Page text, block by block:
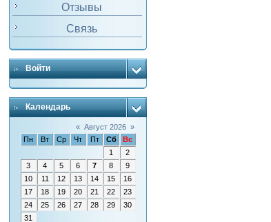
Отзывы
Связь
Войти
Календарь
« Август 2026 »
Пн
Вт Ср Чт Пт Сб
Вс
1
2
3
4 5 6 7 8
9
10
11 12 13 14 15
16
17
18 19 20 21 22
23
24
25 26 27 28 29
30
31